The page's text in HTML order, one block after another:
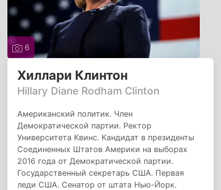
6
Хиллари Клинтон
Hillary Diane Rodham Clinton
Американский политик. Член
Демократической партии. Ректор
Университета Квинс. Кандидат в президенты
Соединенных Штатов Америки на выборах
2016 года от Демократической партии.
Государственный секретарь США. Первая
леди США. Сенатор от штата Нью-Йорк.